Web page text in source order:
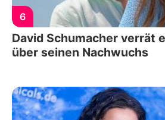
6
David Schumacher verrät
über seinen Nachwuchs